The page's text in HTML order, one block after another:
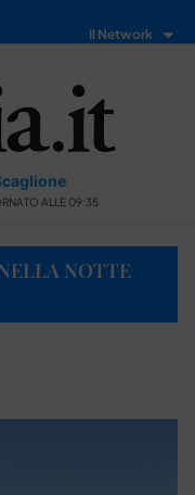
Il Network
ALLE 09:35
NOTTE